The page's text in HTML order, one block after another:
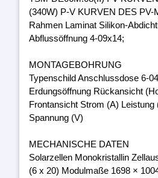
(340W) P-V KURVEN DES PV-
Rahmen Laminat Silikon-
Abflussöffnung 4-09x14;
MONTAGEBOHRUNG
Typenschild Anschlussdose 6-
Erdungsöffnung Rückansicht
Frontansicht Strom (A) Leistung
Spannung (V)
MECHANISCHE DATEN
Solarzellen Monokristallin
(6 x 20) Modulmaße 1698 ×